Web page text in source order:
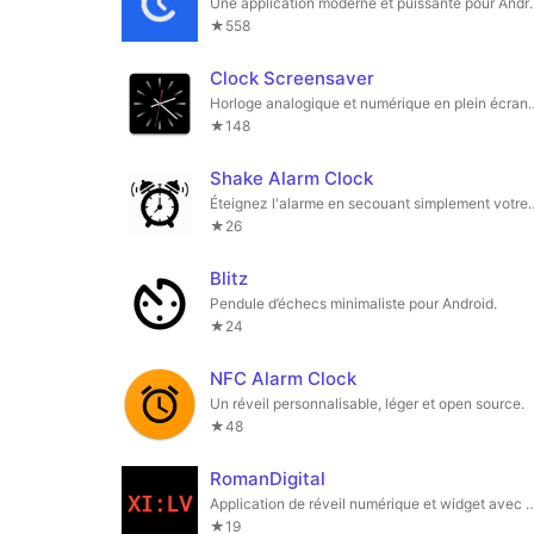
★558
Clock Screensaver
Horloge analogique
★148
Shake Alarm Clock
Éteignez
★26
Blitz
Pendule d’échecs minimaliste pour Android.
★24
NFC Alarm Clock
Un réveil personnalisable, léger et open source.
★48
RomanDigital
Application de réveil numérique
★19